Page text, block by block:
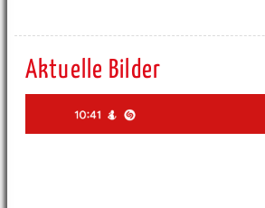
Aktuelle Bilder